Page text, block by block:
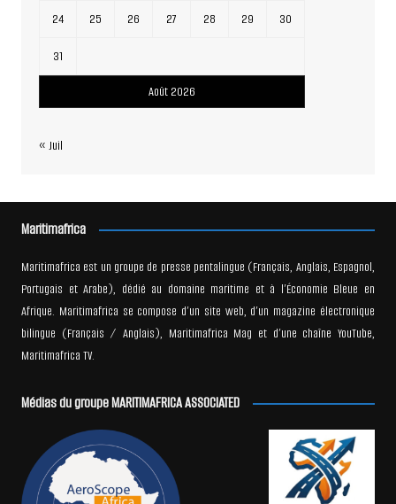
Août 2026
24 25 26 27 28 29 30
31
« Juil
Maritimafrica
Maritimafrica est un groupe de presse pentalingue (Français, Anglais, Espagnol,
Portugais et Arabe), dédié au domaine maritime et à l’Économie Bleue en
Afrique. Maritimafrica se compose d’un site web, d’un magazine électronique
bilingue (Français / Anglais), Maritimafrica Mag et d’une chaîne YouTube,
Maritimafrica TV.
Médias du groupe MARITIMAFRICA ASSOCIATED